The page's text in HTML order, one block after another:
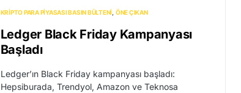
KRIPTO PARA PIYASASI BASIN BÜLTENI ÖNE ÇIKAN
Ledger Black Friday Kampanyası
Başladı
Ledger’ın Black Friday kampanyası başladı:
Hepsiburada, Trendyol, Amazon ve Teknosa